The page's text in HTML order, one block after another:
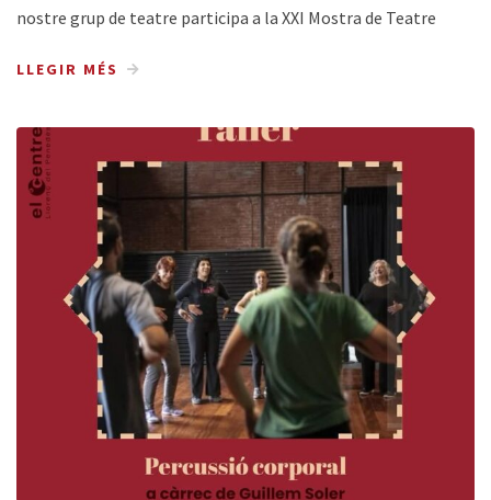
nostre grup de teatre participa a la XXI Mostra de Teatre
LLEGIR MÉS